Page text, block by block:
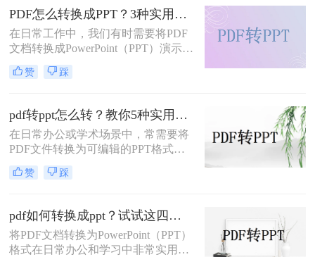
睐。然而，有时我们需要将PDF转换
为PPT以便进行编辑和演示。那么pdf
转换成ppt怎么做呢？本文将详细介绍
几种将PDF转换为PPT的方法。
PDF怎么转换成PPT？3种实用方法详解！
在日常工作中，我们有时需要将PDF
文档转换成PowerPoint（PPT）演示文
稿以方便展示或编辑。那么PDF怎么
转换成PPT呢？本文将介绍几种实现
赞 踩
pdf转ppt怎么转？教你5种实用的方法！
在日常办公或学术场景中，常需要将
PDF文件转换为可编辑的PPT格式。
那么pdf转ppt怎么转呢？本文整理了5
种主流方法，从工具选择到操作细节
赞 踩
pdf如何转换成ppt？试试这四种常用方法！
将PDF文档转换为PowerPoint（PPT）
格式在日常办公和学习中非常实用，